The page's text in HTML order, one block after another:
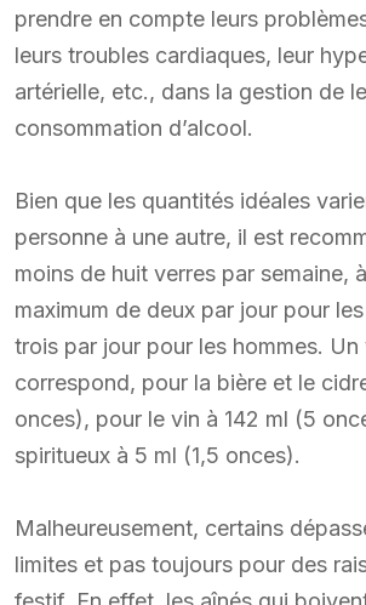
prendre en compte leurs
leurs troubles cardiaques, leur
artérielle, etc., dans la gestion de
consommation d’alcool.
Bien que les quantités idéales
personne à une autre, il est
moins de huit verres par semaine,
maximum de deux par jour pour
trois par jour pour les hommes. Un
correspond, pour la bière et le
onces), pour le vin à 142 ml (5
spiritueux à 5 ml (1,5 onces).
Malheureusement, certains
limites et pas toujours pour des